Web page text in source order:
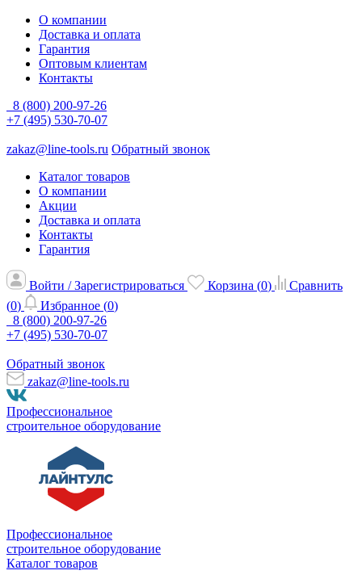
О компании
Доставка и оплата
Гарантия
Оптовым клиентам
Контакты
8 (800) 200-97-26
+7 (495) 530-70-07
zakaz@line-tools.ru Обратный звонок
Каталог товаров
О компании
Акции
Доставка и оплата
Контакты
Гарантия
Войти / Зарегистрироваться Корзина (0)
Сравнить
(0) Избранное (0)
8 (800) 200-97-26
+7 (495) 530-70-07
Обратный звонок
zakaz@line-tools.ru
Профессиональное
строительное оборудование
Профессиональное
строительное оборудование
Каталог товаров